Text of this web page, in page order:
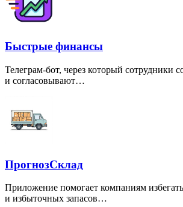
Быстрые финансы
Телеграм-бот, через который сотрудники
и согласовывают…
ПрогнозСклад
Приложение помогает компаниям
и избыточных запасов…